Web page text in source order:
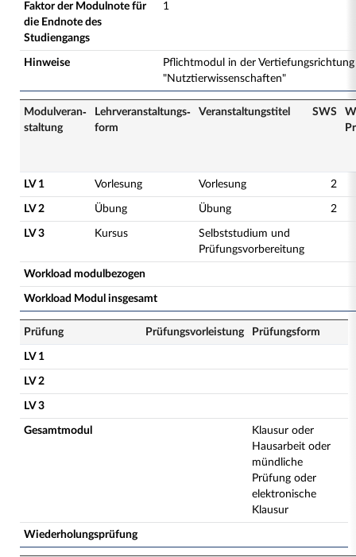
Faktor der Modulnote für
die Endnote des
Studiengangs
1
Hinweise
Pflichtmodul in der Vertiefungsrichtung
"Nutztierwissenschaften"
Modulveran­
staltung
Lehrveranstaltungs­
form
Veranstaltungs­titel SWS
LV 1 Vorlesung Vorlesung 2
LV 2 Übung Übung 2
LV 3 Kursus
Selbststudium und
Prüfungsvorbereitung
Workload modulbezogen
Workload Modul insgesamt
Prüfung Prüfungsvorleistung Prüfungsform
LV 1
LV 2
LV 3
Gesamtmodul
Klausur oder
Hausarbeit oder
mündliche
Prüfung oder
elektronische
Klausur
Wiederholungsprüfung